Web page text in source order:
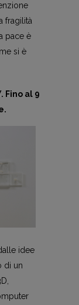
fragilità
pace è
si è
Fino al 9
idee
di un